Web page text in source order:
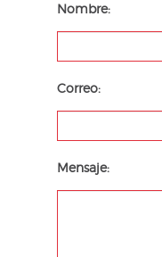
Nombre:
Correo:
Mensaje: